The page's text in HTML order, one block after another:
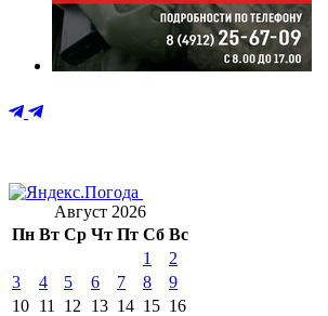
Август 2026
Пн Вт Ср Чт Пт Сб Вс
1
2
3
4 5 6 7 8
9
10 11 12 13 14 15 16